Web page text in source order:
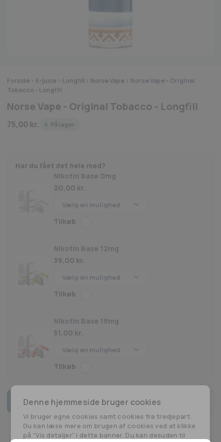
Forside > E-juice > Longfill > Norse Vape > Norse Vape - Original
Tobacco - Longfill
Norse Vape - Original Tobacco - Longfill
75,00 kr.
Har du fået det hele med?
Nikotin Base 0mg
20,00 kr.
Nikotin Base 12mg
39,00 kr.
Nikotin Base 18mg
51,00 kr.
Norse
Vape
-
Original
Tilføj til kurv
Denne hjemmeside bruger cookies
Vi bruger egne cookies samt cookies fra tredjepart.
Du kan læse mere om brugen af cookies ved at klikke
på ”Vis detaljer” i dette banner. Du kan desuden til